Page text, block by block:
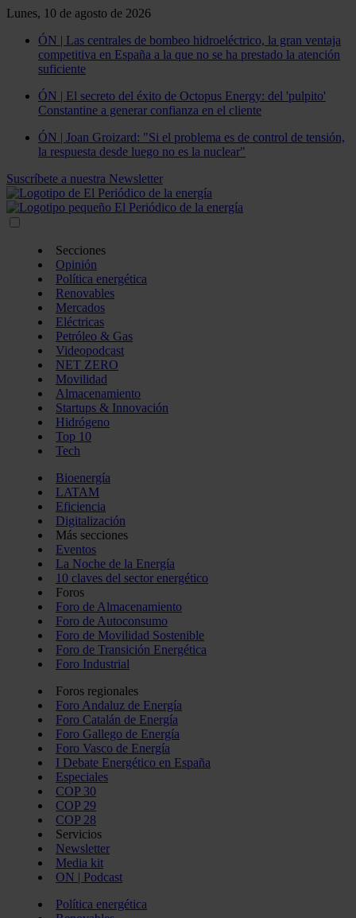
Lunes, 10 de agosto de 2026
ÓN | Las centrales de bombeo hidroeléctrico, la gran ventaja
competitiva en España a la que no se ha prestado la atención
suficiente
ÓN | El secreto del éxito de Octopus Energy: del 'pulpito'
Constantine a generar confianza en el cliente
ÓN | Joan Groizard: "Si el problema es de control de tensión,
la respuesta desde luego no es la nuclear"
Suscríbete a nuestra Newsletter
Secciones
Opinión
Política energética
Renovables
Mercados
Eléctricas
Petróleo & Gas
Videopodcast
NET ZERO
Movilidad
Almacenamiento
Startups & Innovación
Hidrógeno
Top 10
Tech
Bioenergía
LATAM
Eficiencia
Digitalización
Más secciones
Eventos
La Noche de la Energía
10 claves del sector energético
Foros
Foro de Almacenamiento
Foro de Autoconsumo
Foro de Movilidad Sostenible
Foro de Transición Energética
Foro Industrial
Foros regionales
Foro Andaluz de Energía
Foro Catalán de Energía
Foro Gallego de Energía
Foro Vasco de Energía
I Debate Energético en España
Especiales
COP 30
COP 29
COP 28
Servicios
Newsletter
Media kit
ON | Podcast
Política energética